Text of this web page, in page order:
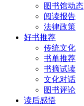
图书馆动态
阅读报告
法律政策
好书推荐
传统文化
书单推荐
书摘试读
文化对话
图书评论
读后感悟